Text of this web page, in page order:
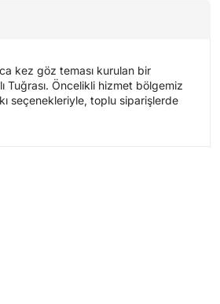
kez göz teması kurulan bir
Tuğrası. Öncelikli hizmet bölgemiz
seçenekleriyle, toplu siparişlerde